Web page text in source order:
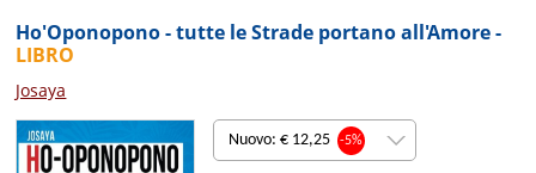
Ho'Oponopono - tutte le Strade portano all'Amore -
LIBRO
Josaya
Nuovo: € 12,25-5%